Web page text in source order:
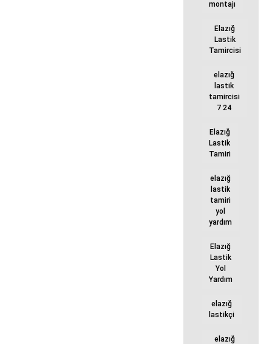
montajı
Elazığ
Lastik
Tamircisi
elazığ
lastik
tamircisi
7 24
Elazığ
Lastik
Tamiri
elazığ
lastik
tamiri
yol
yardım
Elazığ
Lastik
Yol
Yardım
elazığ
lastikçi
elazığ